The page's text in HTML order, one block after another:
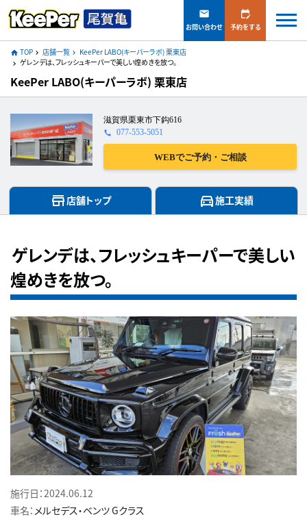
mail
お問い合わせ
edit_calendar
予約をする
home TOP navigate_next 店舗一覧 navigate_next KeePer LABO(キーパーラボ) 栗東店
navigate_next ゲレンデは、フレッシュキーパーで美しい煌めきを放つ。
KeePer LABO(キーパーラボ) 栗東店
滋賀県栗東市下鈎616
call 077-553-5051
WEBでご予約・ご相談
store店舗トップ directions_car施工実績
ゲレンデは、フレッシュキーパーで美しい
煌めきを放つ。
施行日：2024.06.12
車名： メルセデス・ベンツGクラス